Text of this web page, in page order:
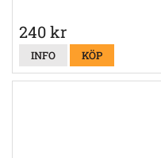
240 kr
INFO KÖP